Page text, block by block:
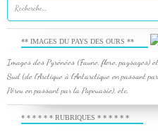
** IMAGES DU PAYS DES OURS **
Images des Pyrénées (Faune, flore, paysages)
Sud (de l'Arctique à l'Antarctique en passant
Pérou en passant par la Papouasie), etc.
* * * * * * RUBRIQUES * * * * * *